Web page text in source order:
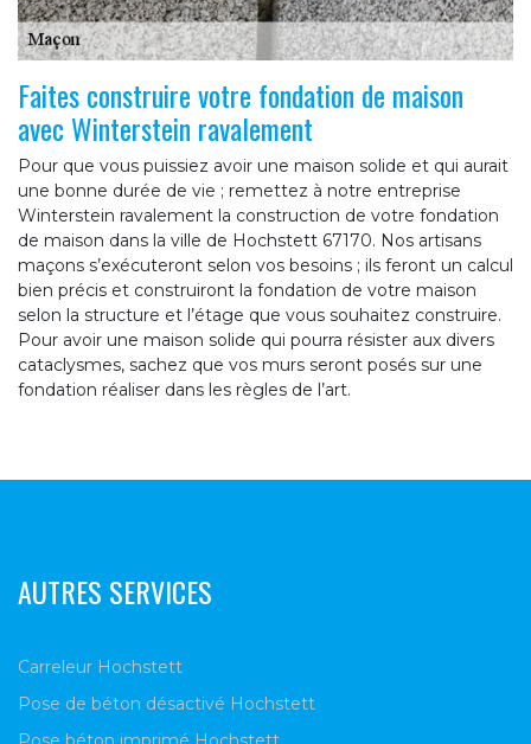
Faites construire votre fondation de maison
avec Winterstein ravalement
Pour que vous puissiez avoir une maison solide et qui aurait
une bonne durée de vie ; remettez à notre entreprise
Winterstein ravalement la construction de votre fondation
de maison dans la ville de Hochstett 67170. Nos artisans
maçons s’exécuteront selon vos besoins ; ils feront un calcul
bien précis et construiront la fondation de votre maison
selon la structure et l’étage que vous souhaitez construire.
Pour avoir une maison solide qui pourra résister aux divers
cataclysmes, sachez que vos murs seront posés sur une
fondation réaliser dans les règles de l’art.
AUTRES SERVICES
Carreleur Hochstett
Pose de béton désactivé Hochstett